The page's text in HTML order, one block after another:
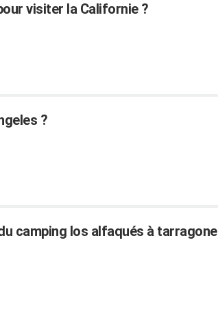
visiter la Californie ?
?
camping los alfaqués à tarragone